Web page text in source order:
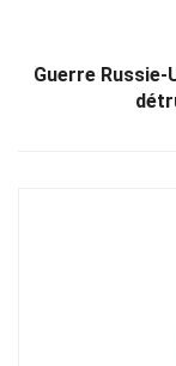
Guerre Russie-